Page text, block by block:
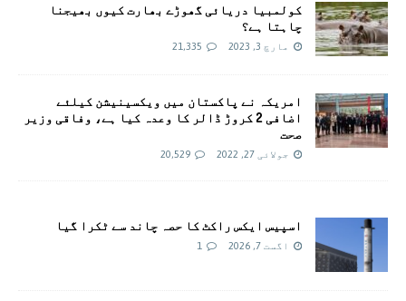
کولمبیا دریائی گھوڑے بھارت کیوں بھیجنا
چاہتا ہے؟
مارچ 3, 2023 21,335
امريکہ نے پاکستان میں ویکسینیشن کیلئے
اضافی 2 کروڑ ڈالر کا وعدہ کیا ہے، وفاقی وزیر
صحت
جولائی 27, 2022 20,529
اسپیس ایکس راکٹ کا حصہ چاند سے ٹکرا گیا
اگست 7, 2026 1